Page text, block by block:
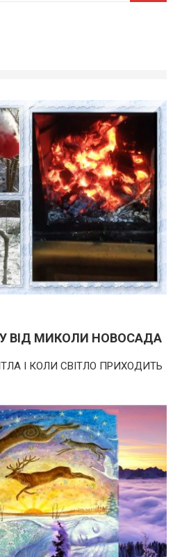
ВІД МИКОЛИ НОВОСАДА
І КОЛИ СВІТЛО ПРИХОДИТЬ